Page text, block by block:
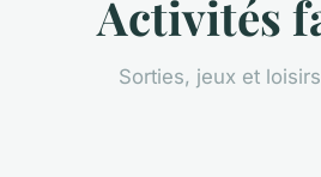
Activités
Sorties, jeux et